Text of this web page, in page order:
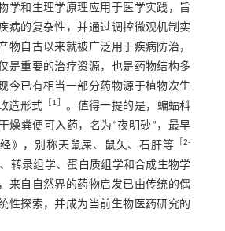
学和生理学原理应用于医学实践，旨
病的复杂性，并通过调控微观机制实
物自古以来就被广泛用于疾病防治，
是重要的治疗资源，也是药物结构多
今已有相当一部分药物源于植物次生
造形式
1
。值得一提的是，蝙蝠科
燥粪便可入药，名为“夜明砂”，最早
》，别称天鼠屎、鼠矢、石肝等 ［2-
转录组学、蛋白质组学和合成生物学
来自自然界的药物启发已由传统的偶
性探索，并成为当前生物医药研究的